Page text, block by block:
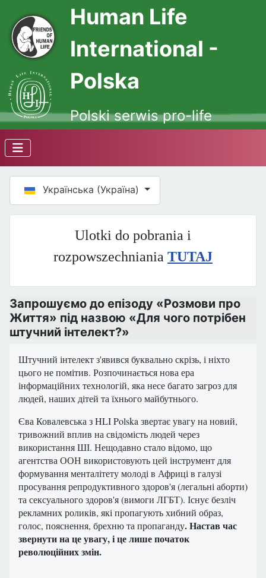
Human Life
International -
Polska
Polski serwis pro-life
Оберіть свою мову
Українська (Україна)
Ulotki do pobrania i
rozpowszechniania TUTAJ
Запрошуємо до епізоду «Розмови про
Життя» під назвою «Для чого потрібен
штучний інтелект?»
Штучний інтелект з'явився буквально скрізь, і ніхто
цього не помітив. Розпочинається нова ера
інформаційних технологій, яка несе багато загроз для
людей, наших дітей та їхнього майбутнього.
Єва Ковалевська з HLI Polska звертає увагу на новий,
тривожний вплив на свідомість людей через
використання ШІ. Нещодавно стало відомо, що
агентства ООН використовують цей інструмент для
формування менталітету молоді в Африці в галузі
просування репродуктивного здоров'я (легальні аборти)
та сексуального здоров'я (вимоги ЛГБТ). Існує безліч
рекламних роликів, які пропагують хибний образ,
голос, пояснення, брехню та пропаганду. Настав час
звернути на це увагу, і це лише початок
революційних змін.